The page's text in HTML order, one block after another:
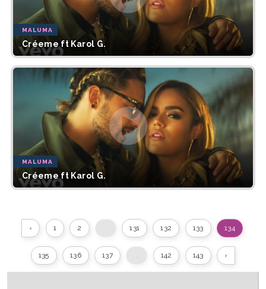
MALUMA
Créeme ft Karol G.
MALUMA
Créeme ft Karol G.
‹ 1 2 ... 131 132 133 134
135 136 137 ... 142 143 ›